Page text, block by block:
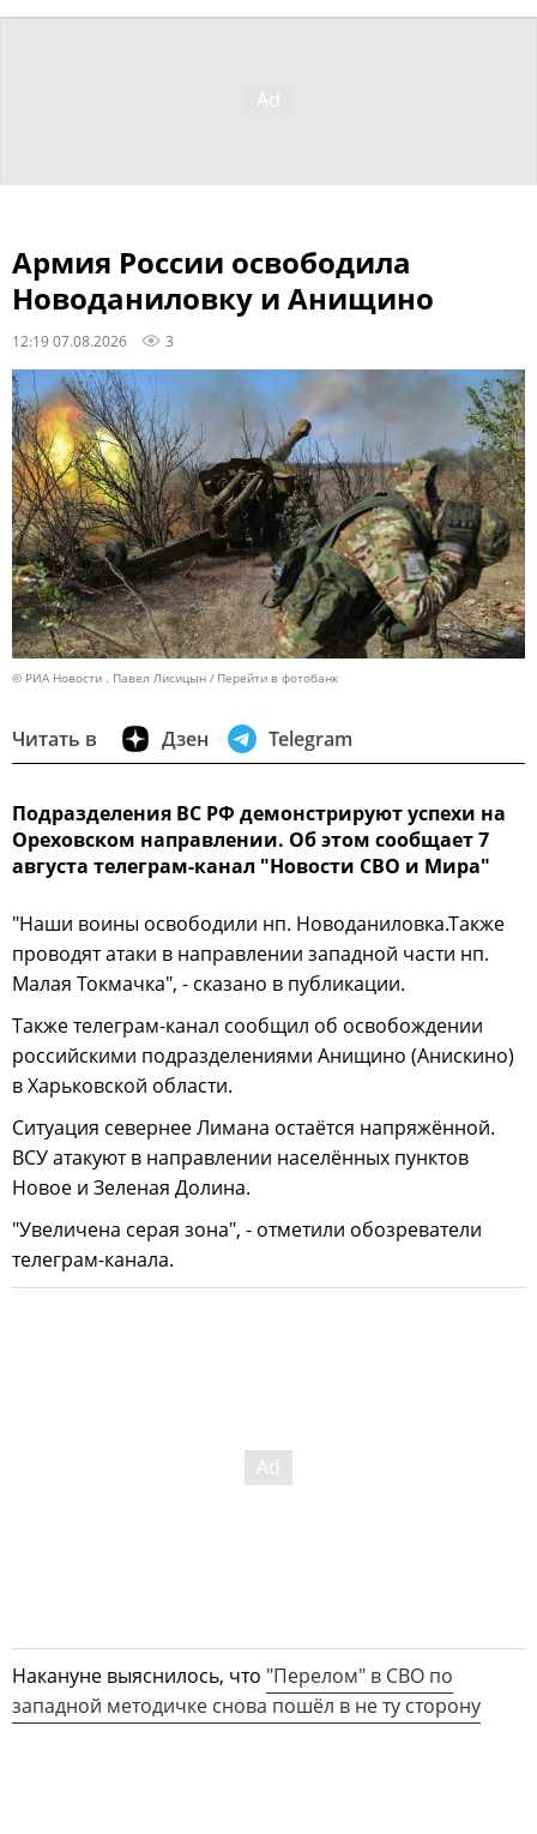
Армия России освободила
Новоданиловку и Анищино
12:19 07.08.2026 3
© РИА Новости . Павел Лисицын Перейти в фотобанк
Читать в Дзен Telegram
Подразделения ВС РФ демонстрируют успехи на
Ореховском направлении. Об этом сообщает 7
августа телеграм-канал "Новости СВО и Мира"
"Наши воины освободили нп. Новоданиловка.Также
проводят атаки в направлении западной части нп.
Малая Токмачка", - сказано в публикации.
Также телеграм-канал сообщил об освобождении
российскими подразделениями Анищино (Анискино)
в Харьковской области.
Ситуация севернее Лимана остаётся напряжённой.
ВСУ атакуют в направлении населённых пунктов
Новое и Зеленая Долина.
"Увеличена серая зона", - отметили обозреватели
телеграм-канала.
Накануне выяснилось, что "Перелом" в СВО по
западной методичке снова пошёл в не ту сторону